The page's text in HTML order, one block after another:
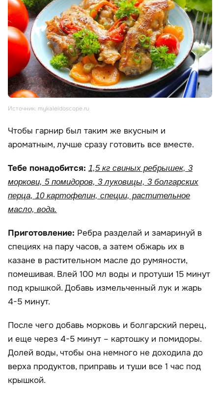
Источник: mykaleidoscope.ru
Чтобы гарнир был таким же вкусным и
ароматным, лучше сразу готовить все вместе.
Тебе понадобится: 1,5 кг свиных ребрышек, 3
моркови, 5 помидоров, 3 луковицы, 3 болгарских
перца, 10 картофелин, специи, растительное
масло, вода.
Приготовление: Ребра разделай и замаринуй в
специях на пару часов, а затем обжарь их в
казане в растительном масле до румяности,
помешивая. Влей 100 мл воды и протуши 15 минут
под крышкой. Добавь измельченный лук и жарь
4-5 минут.
После чего добавь морковь и болгарский перец,
и еще через 4-5 минут – картошку и помидоры.
Долей воды, чтобы она немного не доходила до
верха продуктов, приправь и туши все 1 час под
крышкой.